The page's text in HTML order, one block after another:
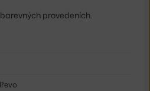
provedeních.